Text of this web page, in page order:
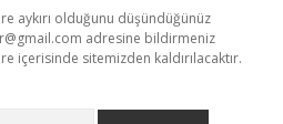
aykırı olduğunu düşündüğünüz
adresine bildirmeniz
içerisinde sitemizden kaldırılacaktır.